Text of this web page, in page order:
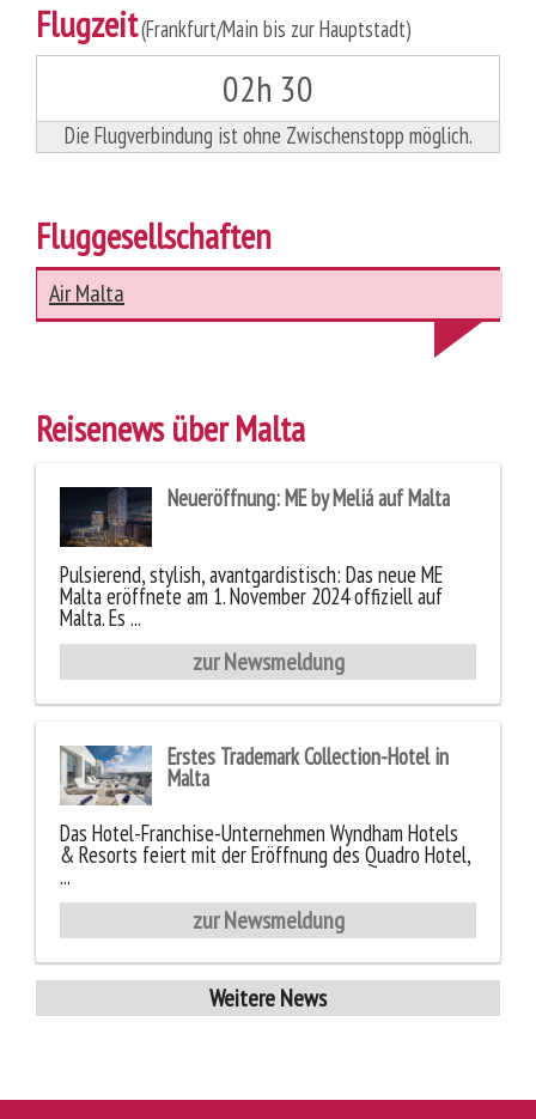
Flugzeit(Frankfurt/Main bis zur Hauptstadt)
02h 30
Die Flugverbindung ist ohne Zwischenstopp möglich.
Fluggesellschaften
Air Malta
Reisenews über Malta
Neueröffnung: ME by Meliá auf Malta
Pulsierend, stylish, avantgardistisch: Das neue ME
Malta eröffnete am 1. November 2024 offiziell auf
Malta. Es ...
zur Newsmeldung
Erstes Trademark Collection-Hotel in
Malta
Das Hotel-Franchise-Unternehmen Wyndham Hotels
& Resorts feiert mit der Eröffnung des Quadro Hotel,
...
zur Newsmeldung
Weitere News